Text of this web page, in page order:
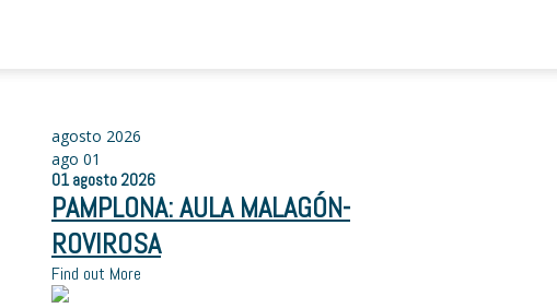
agosto 2026
ago 01
01 agosto 2026
PAMPLONA: AULA MALAGÓN-
ROVIROSA
Find out More